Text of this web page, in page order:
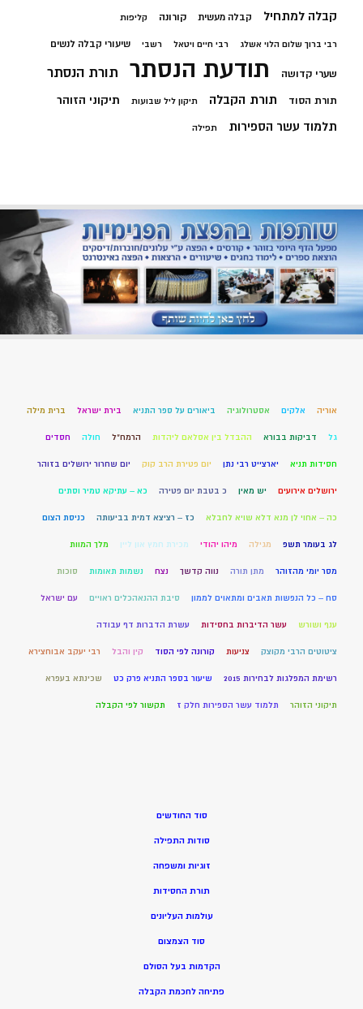
קבלה למתחיל קבלה מעשית קורונה קליפות
רבי ברוך שלום הלוי אשלג רבי חיים ויטאל רשבי שיעורי קבלה לנשים
שערי קדושה תודעת הנסתר תורת הנסתר
תורת הסוד תורת הקבלה תיקון ליל שבועות תיקוני הזוהר
תלמוד עשר הספירות תפילה
אוריה אלקים אסטרולוגיה ביאורים על ספר התניא בירת ישראל ברית מילה
גל דביקות בבורא ההבדל בין אסלאם ליהדות הרמח"ל חולה חסדים
חסידות תניא יארצייט רבי נתן יום פטירת הרב קוק יום שחרור ירושלים בזוהר
ירושלים אירועים יש מאין כ בטבת יום פטירה כא – עתיקא טמיר וסתים
כה – אחוי לן מנא דלא שויא לחבלא כז – רציצא דמית בביעותה כניסת הצום
לג בעומר תשפ מגילה מיהו יהודי מכירת חמץ און ליין מלך המוות
מסר יומי מהזוהר מתן תורה נווה קדשך נצח נשמות תאומות סוכות
סח – כל הנפשות תאבים ומתאוים לממון סיבת ההנאהכלים ראויים עם ישראל
ענף ושורש עשר הדיברות בחסידות עשרת הדברות דף עבודה
ציטוטים הרבי מקוצק צניעות קורונה לפי הסוד קין והבל רבי יעקב אבוחצירא
רשימת המפלגות לבחירות 2015 שיעור בספר התניא פרק כט שכינתא בעפרא
תיקוני הזוהר תלמוד עשר הספירות חלק ז תקשור לפי הקבלה
סוד החודשים
סודות התפילה
זוגיות ומשפחה
תורת החסידות
עולמות העליונים
סוד הצמצום
הקדמות בעל הסולם
פתיחה לחכמת הקבלה